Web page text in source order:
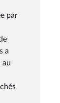
par
a
au